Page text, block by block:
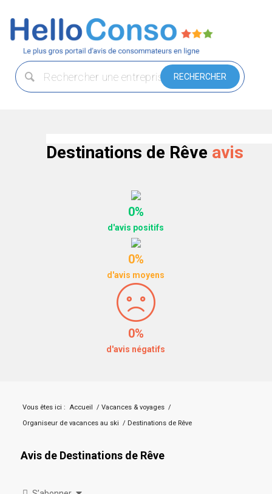
Destinations de Rêve avis
0%
d'avis positifs
0%
d'avis moyens
0%
d'avis négatifs
Vous êtes ici : Accueil / Vacances & voyages /
Organiseur de vacances au ski / Destinations de Rêve
Avis de Destinations de Rêve